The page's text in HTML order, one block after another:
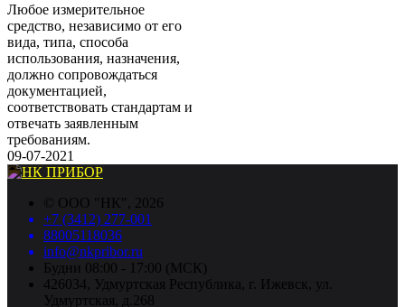
Любое измерительное
средство, независимо от его
вида, типа, способа
использования, назначения,
должно сопровождаться
документацией,
соответствовать стандартам и
отвечать заявленным
требованиям.
09-07-2021
© ООО "НК", 2026
+7 (3412) 277-001
88005118036
info@nkpribor.ru
Будни 08:00 - 17:00 (МСК)
426034, Удмуртская Республика, г. Ижевск, ул.
Удмуртская, д.268